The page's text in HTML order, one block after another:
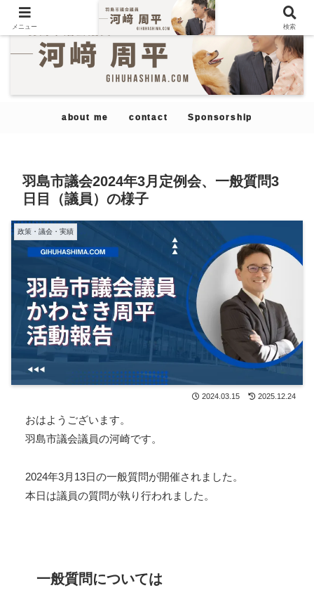
about me contact Sponsorship
羽島市議会2024年3月定例会、一般質問3
日目（議員）の様子
政策・議会・実績
2024.03.15 2025.12.24
おはようございます。
羽島市議会議員の河崎です。
2024年3月13日の一般質問が開催されました。
本日は議員の質問が執り行われました。
一般質問については
メニュー 検索